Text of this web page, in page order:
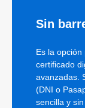
Sin
Es la
certificado
avanzadas.
(DNI o
sencilla y